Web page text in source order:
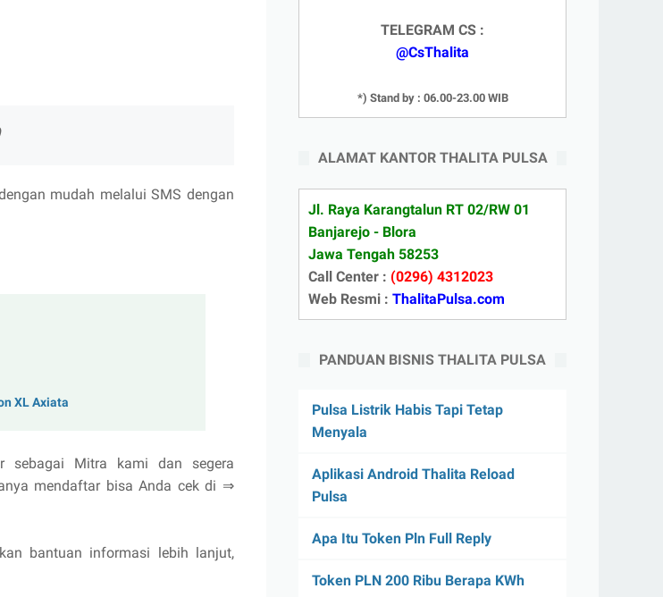
mudah melalui SMS dengan
XL Axiata
sebagai Mitra kami dan segera
mendaftar bisa Anda cek di ⇒
bantuan informasi lebih lanjut,
TELEGRAM CS :
@CsThalita
*) Stand by : 06.00-23.00 WIB
ALAMAT KANTOR THALITA PULSA
Jl. Raya Karangtalun RT 02/RW 01
Banjarejo - Blora
Jawa Tengah 58253
Call Center : (0296) 4312023
Web Resmi : ThalitaPulsa.com
PANDUAN BISNIS THALITA PULSA
Pulsa Listrik Habis Tapi Tetap
Menyala
Aplikasi Android Thalita Reload
Pulsa
Apa Itu Token Pln Full Reply
Token PLN 200 Ribu Berapa KWh